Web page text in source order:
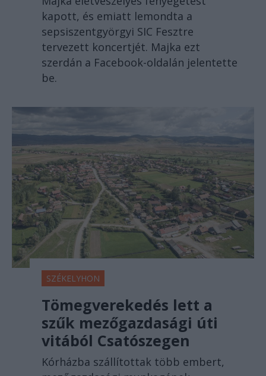
kapott, és emiatt lemondta a
sepsiszentgyörgyi SIC Fesztre
tervezett koncertjét. Majka ezt
szerdán a Facebook-oldalán jelentette
be.
SZÉKELYHON
Tömegverekedés lett a
szűk mezőgazdasági úti
vitából Csatószegen
Kórházba szállítottak több embert,